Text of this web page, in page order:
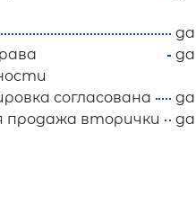
да
да
согласована
да
продажа вторички
да